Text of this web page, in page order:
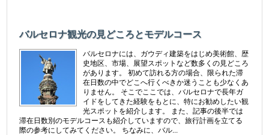
バルセロナ観光の見どころとモデルコース
バルセロナには、ガウディ建築をはじめ美術館、歴
史地区、市場、展望スポットなど数多くの見どころ
があります。 初めて訪れる方の場合、限られた滞
在日数の中でどこへ行くべきか迷うことも少なくあ
りません。 そこでここでは、バルセロナで長年ガ
イドをしてきた経験をもとに、特にお勧めしたい観
光スポットを紹介します。 また、記事の後半では
滞在日数別のモデルコースも紹介していますので、旅行計画を立てる
際の参考にしてみてください。 ちなみに、バル...